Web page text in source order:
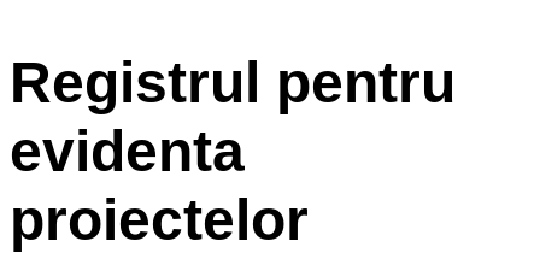
Registrul pentru
evidenta
proiectelor